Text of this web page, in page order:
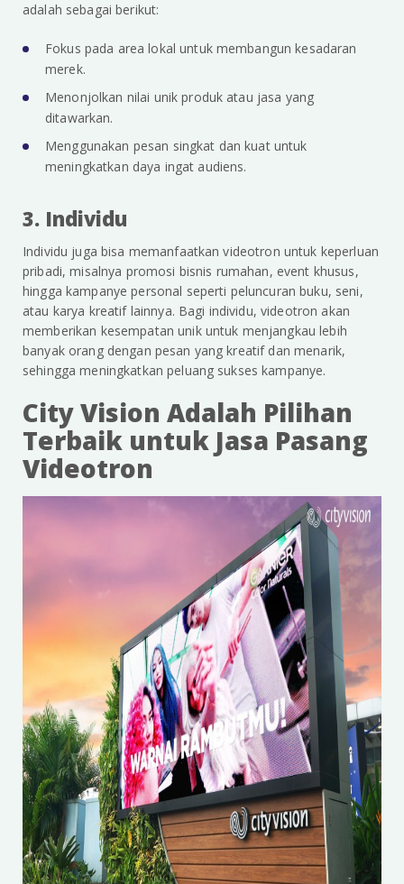
adalah sebagai berikut:
Fokus pada area lokal untuk membangun kesadaran
merek.
Menonjolkan nilai unik produk atau jasa yang
ditawarkan.
Menggunakan pesan singkat dan kuat untuk
meningkatkan daya ingat audiens.
3. Individu
Individu juga bisa memanfaatkan videotron untuk keperluan
pribadi, misalnya promosi bisnis rumahan, event khusus,
hingga kampanye personal seperti peluncuran buku, seni,
atau karya kreatif lainnya. Bagi individu, videotron akan
memberikan kesempatan unik untuk menjangkau lebih
banyak orang dengan pesan yang kreatif dan menarik,
sehingga meningkatkan peluang sukses kampanye.
City Vision Adalah Pilihan
Terbaik untuk Jasa Pasang
Videotron